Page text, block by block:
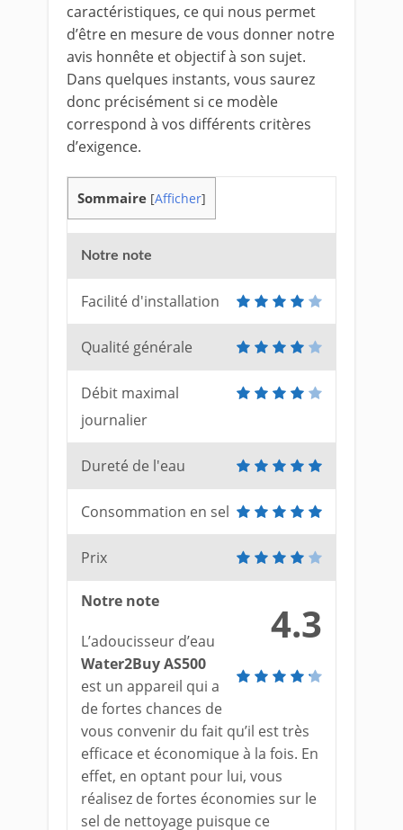
caractéristiques, ce qui nous permet
d’être en mesure de vous donner notre
avis honnête et objectif à son sujet.
Dans quelques instants, vous saurez
donc précisément si ce modèle
correspond à vos différents critères
d’exigence.
Sommaire [Afficher]
Notre note
Facilité d'installation
Qualité générale
Débit maximal
journalier
Dureté de l'eau
Consommation en sel
Prix
4.3
Notre note
L’adoucisseur d’eau
Water2Buy AS500
est un appareil qui a
de fortes chances de
vous convenir du fait qu’il est très
efficace et économique à la fois. En
effet, en optant pour lui, vous
réalisez de fortes économies sur le
sel de nettoyage puisque ce